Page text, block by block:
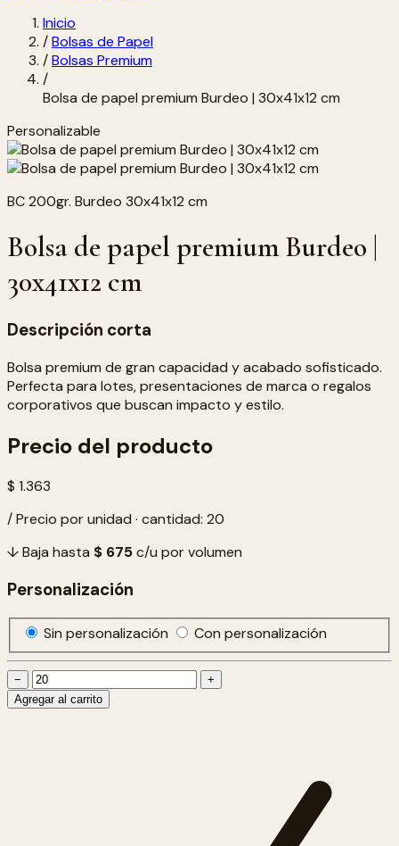
Inicio
/Bolsas de Papel
/Bolsas Premium
/
Bolsa de papel premium Burdeo | 30x41x12 cm
Personalizable
BC 200gr. Burdeo 30x41x12 cm
Bolsa de papel premium Burdeo |
30x41x12 cm
Descripción corta
Bolsa premium de gran capacidad y acabado sofisticado.
Perfecta para lotes, presentaciones de marca o regalos
corporativos que buscan impacto y estilo.
Precio del producto
$ 1.363
/ Precio por unidad · cantidad: 20
↓ Baja hasta $ 675c/u por volumen
Personalización
Sin personalización Con personalización
−
+
Agregar al carrito